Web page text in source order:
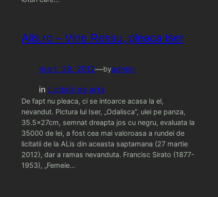
Alis.ro – Vine Ressu, pleaca Iser
mart. 29, 2012—byadmin
in Licitatii de arta
De fapt nu pleaca, ci se intoarce acasa la el,
nevandut. Pictura lui Iser, „Odalisca”, ulei pe panza,
35.5x27cm, semnat dreapta jos cu negru, evaluata la
35000 de lei, a fost cea mai valoroasa a rundei de
licitatii de la ALis din aceasta saptamana (27 martie
2012), dar a ramas nevanduta. Francisc Sirato (1877-
1953), „Femeie…